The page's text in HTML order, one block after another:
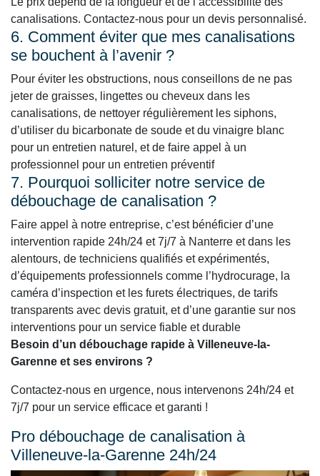
canalisations. Contactez-nous pour un devis personnalisé.
6. Comment éviter que mes canalisations
se bouchent à l’avenir ?
Pour éviter les obstructions, nous conseillons de ne pas
jeter de graisses, lingettes ou cheveux dans les
canalisations, de nettoyer régulièrement les siphons,
d’utiliser du bicarbonate de soude et du vinaigre blanc
pour un entretien naturel, et de faire appel à un
professionnel pour un entretien préventif
7. Pourquoi solliciter notre service de
débouchage de canalisation ?
Faire appel à notre entreprise, c’est bénéficier d’une
intervention rapide 24h/24 et 7j/7 à Nanterre et dans les
alentours, de techniciens qualifiés et expérimentés,
d’équipements professionnels comme l’hydrocurage, la
caméra d’inspection et les furets électriques, de tarifs
transparents avec devis gratuit, et d’une garantie sur nos
interventions pour un service fiable et durable
Besoin d’un débouchage rapide à Villeneuve-la-
Garenne et ses environs ?
Contactez-nous en urgence, nous intervenons 24h/24 et
7j/7 pour un service efficace et garanti !
Pro débouchage de canalisation à
Villeneuve-la-Garenne 24h/24